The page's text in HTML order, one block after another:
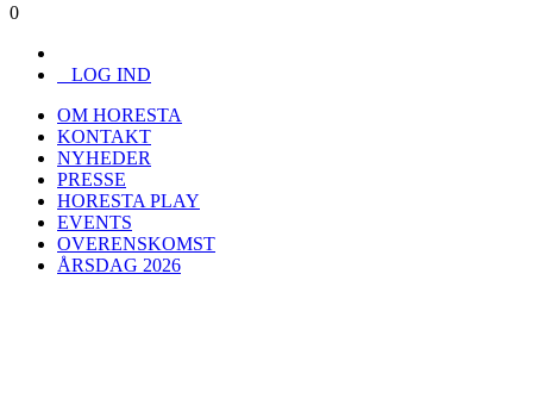
0
LOG IND
OM HORESTA
KONTAKT
NYHEDER
PRESSE
HORESTA PLAY
EVENTS
OVERENSKOMST
ÅRSDAG 2026